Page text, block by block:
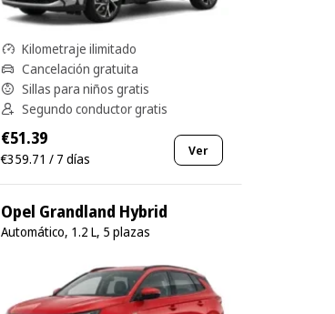
Kilometraje ilimitado
Cancelación gratuita
Sillas para niños gratis
Segundo conductor gratis
€51.39
€359.71 / 7 días Ver
Opel Grandland Hybrid
Automático, 1.2 L, 5 plazas